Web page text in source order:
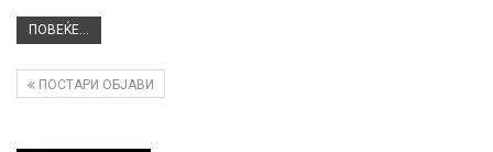
ПОВЕЌЕ...
ПОСТАРИ ОБЈАВИ